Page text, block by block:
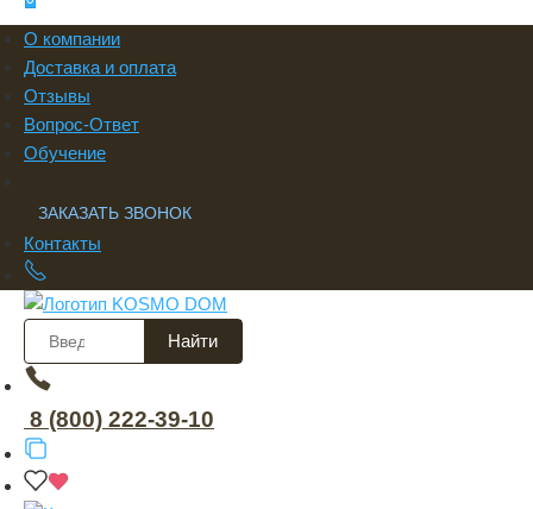
О компании
Доставка и оплата
Отзывы
Вопрос-Ответ
Обучение
ЗАКАЗАТЬ ЗВОНОК
Контакты
Найти
8 (800) 222-39-10